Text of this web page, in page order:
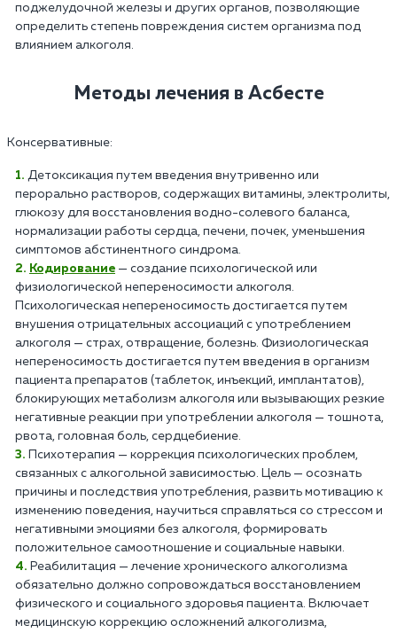
поджелудочной железы и других органов, позволяющие
определить степень повреждения систем организма под
влиянием алкоголя.
Методы лечения в Асбесте
Консервативные:
Детоксикация путем введения внутривенно или
перорально растворов, содержащих витамины, электролиты,
глюкозу для восстановления водно-солевого баланса,
нормализации работы сердца, печени, почек, уменьшения
симптомов абстинентного синдрома.
Кодирование — создание психологической или
физиологической непереносимости алкоголя.
Психологическая непереносимость достигается путем
внушения отрицательных ассоциаций с употреблением
алкоголя — страх, отвращение, болезнь. Физиологическая
непереносимость достигается путем введения в организм
пациента препаратов (таблеток, инъекций, имплантатов),
блокирующих метаболизм алкоголя или вызывающих резкие
негативные реакции при употреблении алкоголя — тошнота,
рвота, головная боль, сердцебиение.
Психотерапия — коррекция психологических проблем,
связанных с алкогольной зависимостью. Цель — осознать
причины и последствия употребления, развить мотивацию к
изменению поведения, научиться справляться со стрессом и
негативными эмоциями без алкоголя, формировать
положительное самоотношение и социальные навыки.
Реабилитация — лечение хронического алкоголизма
обязательно должно сопровождаться восстановлением
физического и социального здоровья пациента. Включает
медицинскую коррекцию осложнений алкоголизма,